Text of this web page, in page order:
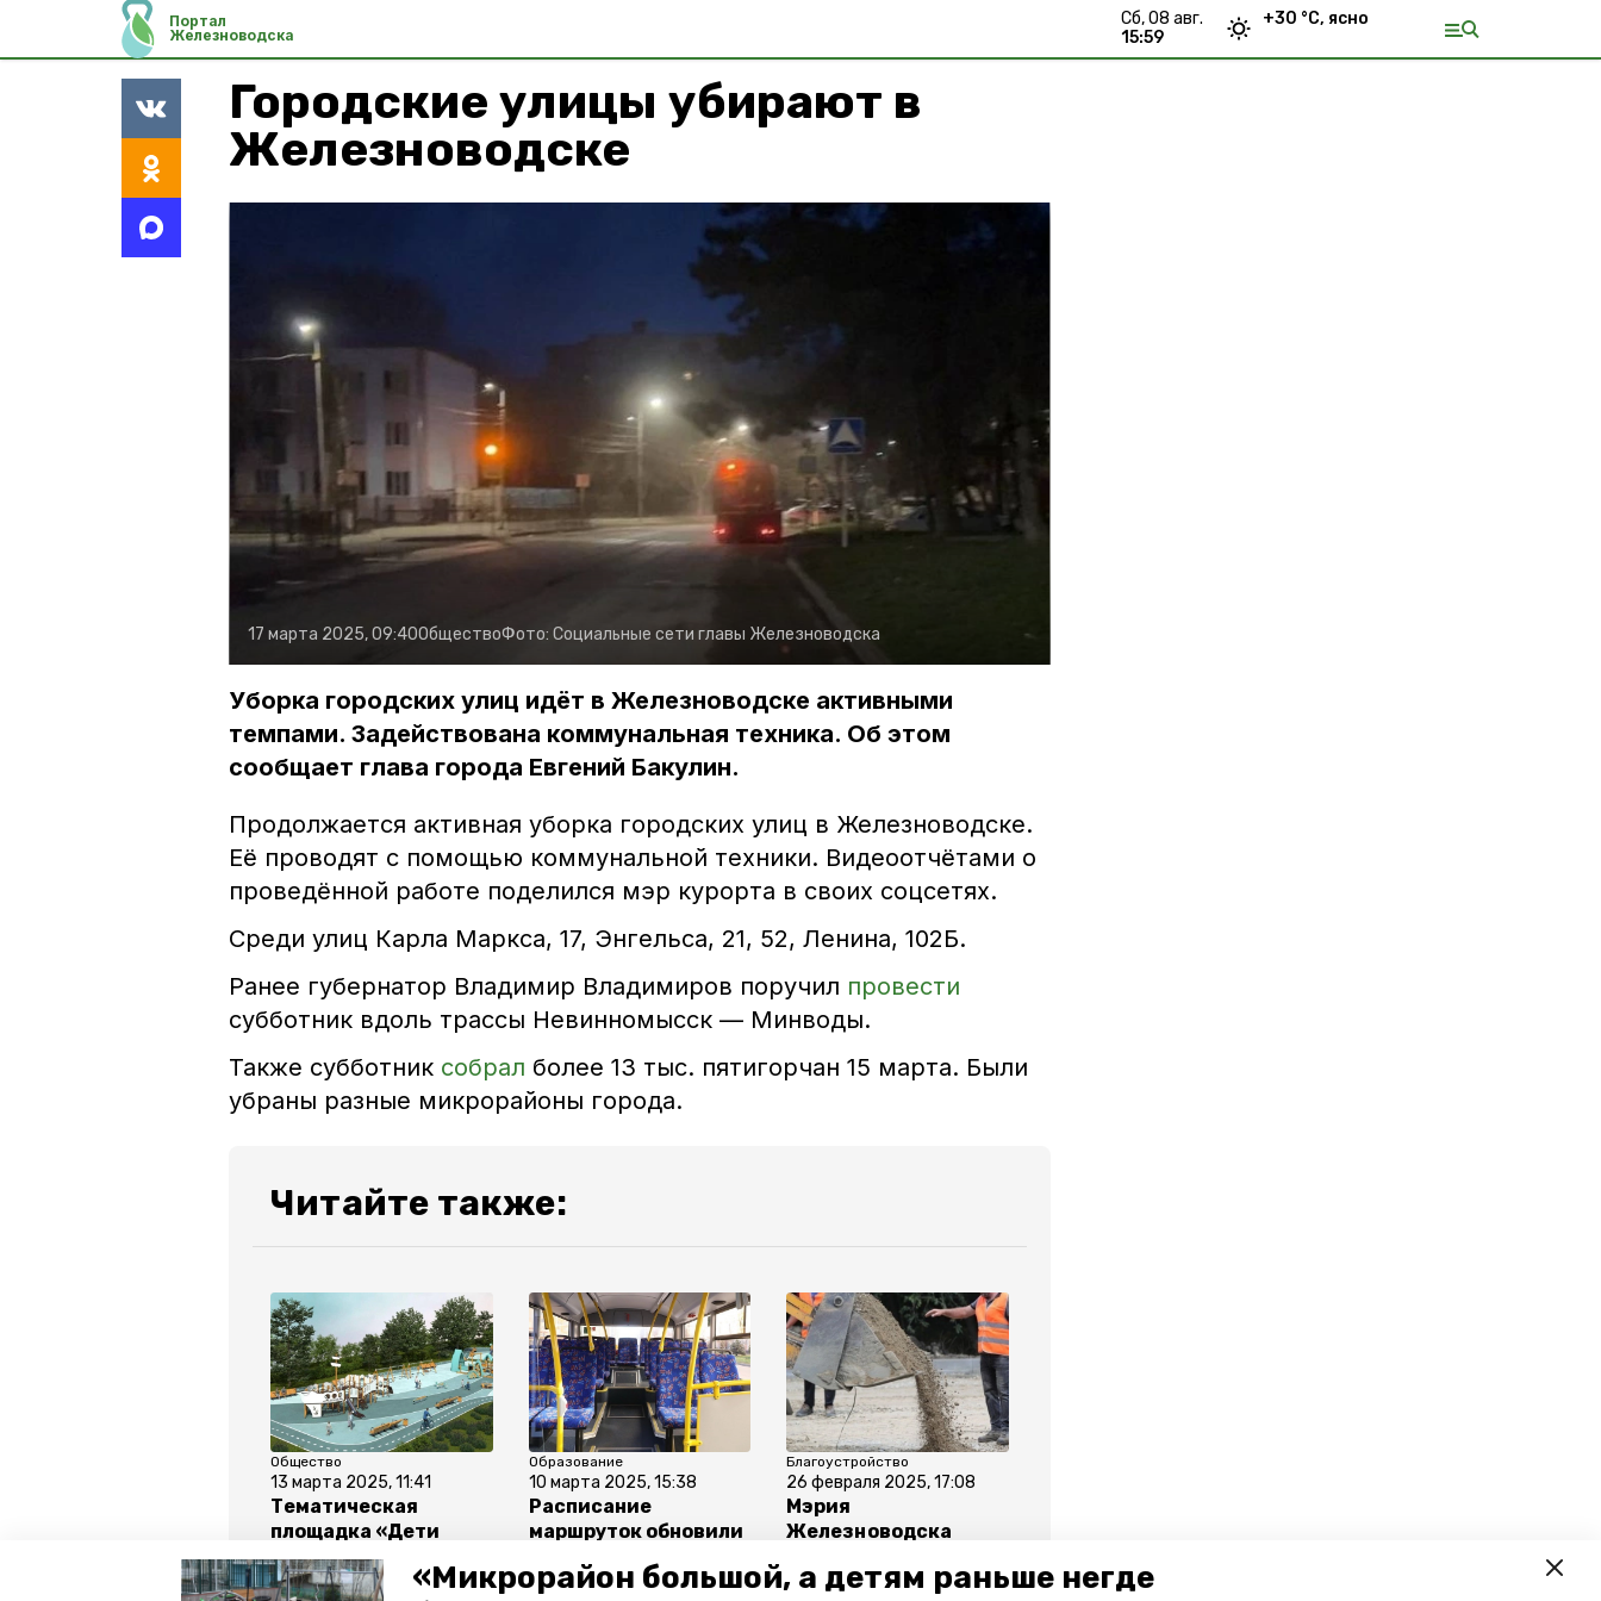
«Микрорайон большой, а детям раньше негде
Портал
Железноводска
сб, 08 авг.
15:59
+30 °С, ясно
Городские улицы убирают в
Железноводске
17 марта 2025, 09:40ОбществоФото: Социальные сети главы Железноводска
Уборка городских улиц идёт в Железноводске активными
темпами. Задействована коммунальная техника. Об этом
сообщает глава города Евгений Бакулин.
Продолжается активная уборка городских улиц в Железноводске.
Её проводят с помощью коммунальной техники. Видеоотчётами о
проведённой работе поделился мэр курорта в своих соцсетях.
Среди улиц Карла Маркса, 17, Энгельса, 21, 52, Ленина, 102Б.
Ранее губернатор Владимир Владимиров поручил провести
субботник вдоль трассы Невинномысск — Минводы.
Также субботник собрал более 13 тыс. пятигорчан 15 марта. Были
убраны разные микрорайоны города.
Читайте также:
Общество
13 марта 2025, 11:41
Тематическая
площадка «Дети
капитана Гранта»
появится в
Образование
10 марта 2025, 15:38
Расписание
маршруток обновили
Благоустройство
26 февраля 2025, 17:08
Мэрия
Железноводска
заасфальтировать 27